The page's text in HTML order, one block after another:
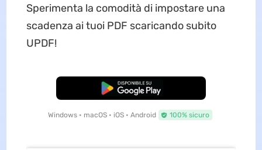
Sperimenta la comodità di impostare una
scadenza ai tuoi PDF scaricando subito
UPDF!
Download Gratis
Windows • macOS • iOS • Android 100% sicuro